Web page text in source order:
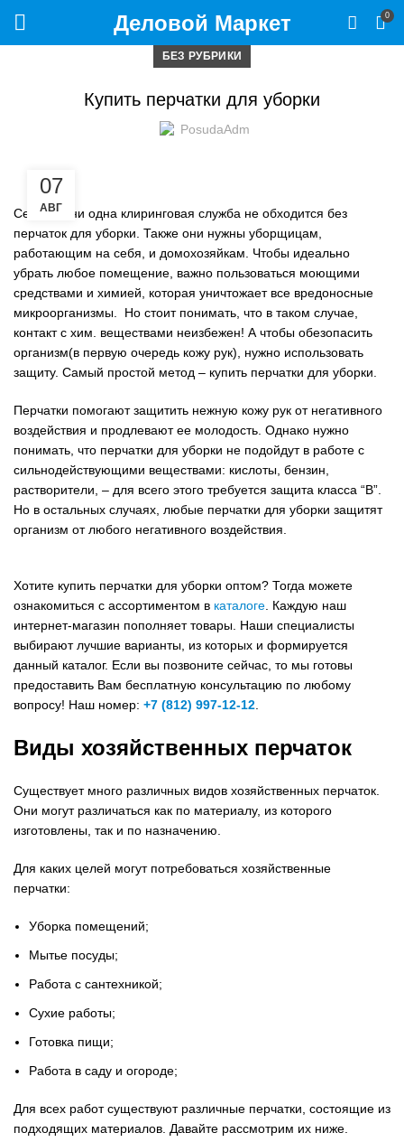
Деловой Маркет 0
БЕЗ РУБРИКИ
Купить перчатки для уборки
PosudaAdm
07
АВГ
Сегодня, ни одна клиринговая служба не обходится без
перчаток для уборки. Также они нужны уборщицам,
работающим на себя, и домохозяйкам. Чтобы идеально
убрать любое помещение, важно пользоваться моющими
средствами и химией, которая уничтожает все вредоносные
микроорганизмы. Но стоит понимать, что в таком случае,
контакт с хим. веществами неизбежен! А чтобы обезопасить
организм(в первую очередь кожу рук), нужно использовать
защиту. Самый простой метод – купить перчатки для уборки.
Перчатки помогают защитить нежную кожу рук от негативного
воздействия и продлевают ее молодость. Однако нужно
понимать, что перчатки для уборки не подойдут в работе с
сильнодействующими веществами: кислоты, бензин,
растворители, – для всего этого требуется защита класса “B”.
Но в остальных случаях, любые перчатки для уборки защитят
организм от любого негативного воздействия.
Хотите купить перчатки для уборки оптом? Тогда можете
ознакомиться с ассортиментом в каталоге . Каждую наш
интернет-магазин пополняет товары. Наши специалисты
выбирают лучшие варианты, из которых и формируется
данный каталог. Если вы позвоните сейчас, то мы готовы
предоставить Вам бесплатную консультацию по любому
вопросу! Наш номер: +7 (812) 997-12-12
Виды хозяйственных перчаток
Существует много различных видов хозяйственных перчаток.
Они могут различаться как по материалу, из которого
изготовлены, так и по назначению.
Для каких целей могут потребоваться хозяйственные
перчатки:
Уборка помещений;
Мытье посуды;
Работа с сантехникой;
Сухие работы;
Готовка пищи;
Работа в саду и огороде;
Для всех работ существуют различные перчатки, состоящие из
подходящих материалов. Давайте рассмотрим их ниже.